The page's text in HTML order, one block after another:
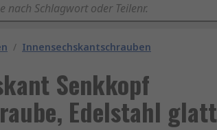
/ Innensechskantschrauben
Senkkopf
Edelstahl